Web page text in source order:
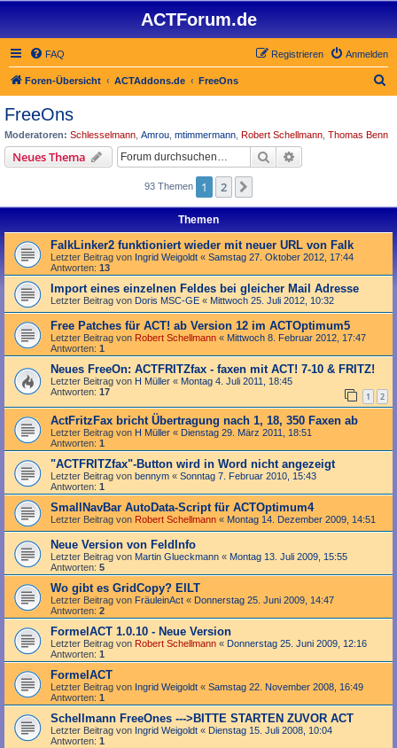
ACTForum.de
FAQ Anmelden
Registrieren
Foren-Übersicht ACTAddons.de FreeOns
FreeOns
Moderatoren: Schlesselmann Amrou mtimmermann Robert Schellmann Thomas Benn
Neues Thema Suche
93 Themen 1 2
Themen
FalkLinker2 funktioniert wieder mit neuer URL von Falk
Letzter Beitrag von Ingrid Weigoldt « Samstag 27. Oktober 2012, 17:44
Antworten: 13
Import eines einzelnen Feldes bei gleicher Mail Adresse
Letzter Beitrag von Doris MSC-GE « Mittwoch 25. Juli 2012, 10:32
Free Patches für ACT! ab Version 12 im ACTOptimum5
Letzter Beitrag von Robert Schellmann « Mittwoch 8. Februar 2012, 17:47
Antworten: 1
Neues FreeOn: ACTFRITZfax - faxen mit ACT! 7-10 & FRITZ!
Letzter Beitrag von H Müller « Montag 4. Juli 2011, 18:45
Antworten: 17 1 2
ActFritzFax bricht Übertragung nach 1, 18, 350 Faxen ab
Letzter Beitrag von H Müller « Dienstag 29. März 2011, 18:51
Antworten: 1
"ACTFRITZfax"-Button wird in Word nicht angezeigt
Letzter Beitrag von bennym « Sonntag 7. Februar 2010, 15:43
Antworten: 1
SmallNavBar AutoData-Script für ACTOptimum4
Letzter Beitrag von Robert Schellmann « Montag 14. Dezember 2009, 14:51
Neue Version von FeldInfo
Letzter Beitrag von Martin Glueckmann « Montag 13. Juli 2009, 15:55
Antworten: 5
Wo gibt es GridCopy? EILT
Letzter Beitrag von FräuleinAct « Donnerstag 25. Juni 2009, 14:47
Antworten: 2
FormelACT 1.0.10 - Neue Version
Letzter Beitrag von Robert Schellmann « Donnerstag 25. Juni 2009, 12:16
Antworten: 1
FormelACT
Letzter Beitrag von Ingrid Weigoldt « Samstag 22. November 2008, 16:49
Antworten: 1
Schellmann FreeOnes --->BITTE STARTEN ZUVOR ACT
Letzter Beitrag von Ingrid Weigoldt « Dienstag 15. Juli 2008, 10:04
Antworten: 1